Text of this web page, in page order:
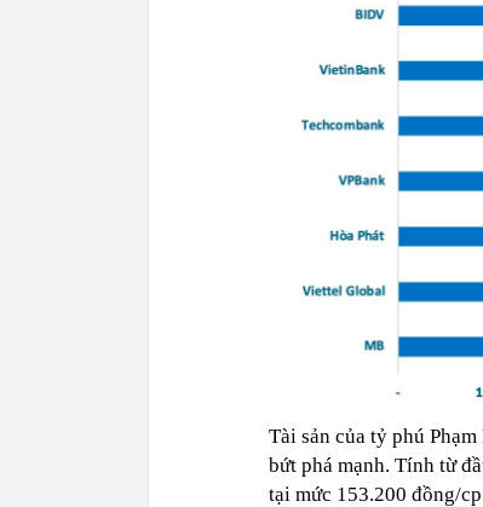
Tài sản của tỷ phú
bứt phá mạnh. Tính từ
tại mức 153.200 đồng/